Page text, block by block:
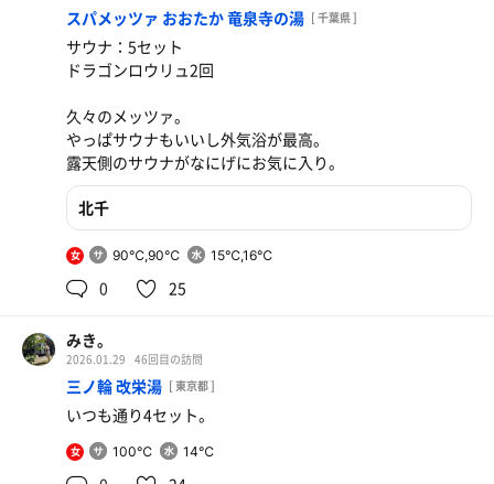
スパメッツァ おおたか 竜泉寺の湯 [ 千葉県 ]
サウナ：5セット
ドラゴンロウリュ2回
久々のメッツァ。
やっぱサウナもいいし外気浴が最高。
露天側のサウナがなにげにお気に入り。
北千
女 90℃,90℃ 15℃,16℃
0 25
みき。
2026.01.29 46回目の訪問
三ノ輪 改栄湯 [ 東京都 ]
いつも通り4セット。
女 100℃ 14℃